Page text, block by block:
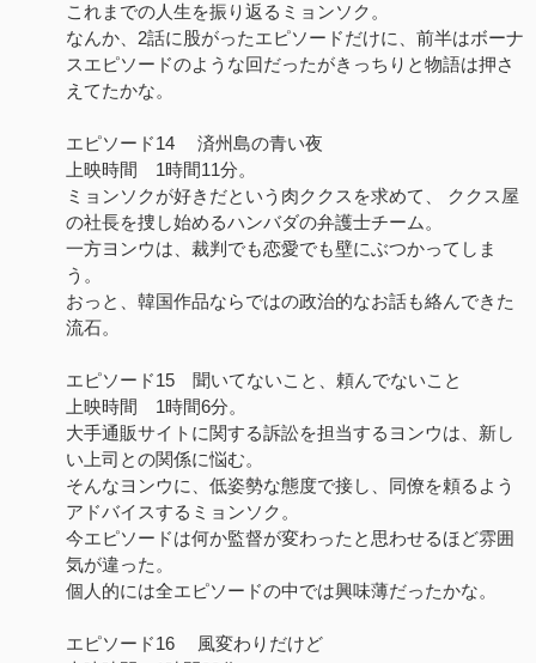
これまでの人生を振り返るミョンソク。
なんか、2話に股がったエピソードだけに、前半はボーナ
スエピソードのような回だったがきっちりと物語は押さ
えてたかな。
エピソード14 済州島の青い夜
上映時間 1時間11分。
ミョンソクが好きだという肉ククスを求めて、 ククス屋
の社長を捜し始めるハンバダの弁護士チーム。
一方ヨンウは、裁判でも恋愛でも壁にぶつかってしま
う。
おっと、韓国作品ならではの政治的なお話も絡んできた
流石。
エピソード15 聞いてないこと、頼んでないこと
上映時間 1時間6分。
大手通販サイトに関する訴訟を担当するヨンウは、新し
い上司との関係に悩む。
そんなヨンウに、低姿勢な態度で接し、同僚を頼るよう
アドバイスするミョンソク。
今エピソードは何か監督が変わったと思わせるほど雰囲
気が違った。
個人的には全エピソードの中では興味薄だったかな。
エピソード16 風変わりだけど